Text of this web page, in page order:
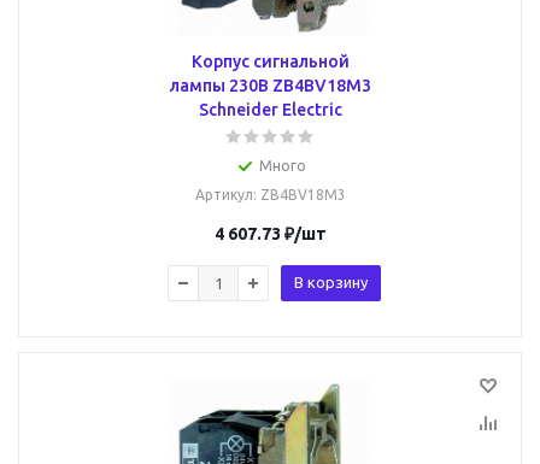
Корпус сигнальной
лампы 230В ZB4BV18M3
Schneider Electric
Много
Артикул: ZB4BV18M3
4 607.73 ₽/шт
В корзину